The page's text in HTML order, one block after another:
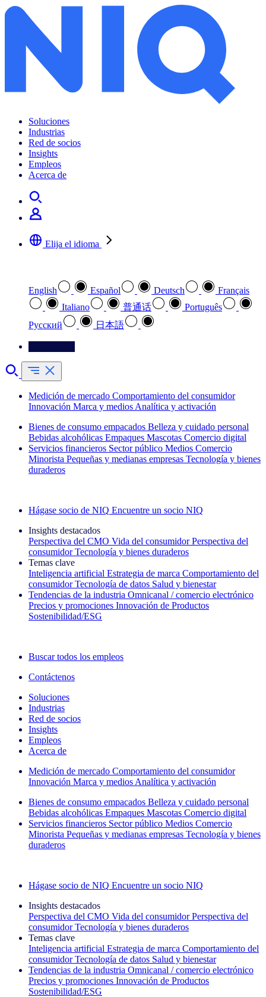
Soluciones
Industrias
Red de socios
Insights
Empleos
Acerca de
Elija el idioma
English Español Deutsch
Français
Italiano
普通话
Português
Pусский
日本語
Medición de mercado Comportamiento del consumidor
Innovación Marca y medios Analítica y activación
Bienes de consumo empacados Belleza y cuidado personal
Bebidas alcohólicas Empaques Mascotas Comercio digital
Servicios financieros Sector público Medios Comercio
Minorista Pequeñas y medianas empresas Tecnología y bienes
duraderos
Hágase socio de NIQ Encuentre un socio NIQ
Insights destacados
Perspectiva del CMO Vida del consumidor Perspectiva del
consumidor Tecnología y bienes duraderos
Temas clave
Inteligencia artificial Estrategia de marca Comportamiento del
consumidor Tecnología de datos Salud y bienestar
Tendencias de la industria Omnicanal / comercio electrónico
Precios y promociones Innovación de Productos
Sostenibilidad/ESG
Buscar todos los empleos
Contáctenos
Soluciones
Industrias
Red de socios
Insights
Empleos
Acerca de
Medición de mercado Comportamiento del consumidor
Innovación Marca y medios Analítica y activación
Bienes de consumo empacados Belleza y cuidado personal
Bebidas alcohólicas Empaques Mascotas Comercio digital
Servicios financieros Sector público Medios Comercio
Minorista Pequeñas y medianas empresas Tecnología y bienes
duraderos
Hágase socio de NIQ Encuentre un socio NIQ
Insights destacados
Perspectiva del CMO Vida del consumidor Perspectiva del
consumidor Tecnología y bienes duraderos
Temas clave
Inteligencia artificial Estrategia de marca Comportamiento del
consumidor Tecnología de datos Salud y bienestar
Tendencias de la industria Omnicanal / comercio electrónico
Precios y promociones Innovación de Productos
Sostenibilidad/ESG